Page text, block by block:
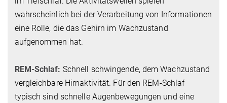
wahrscheinlich bei der Verarbeitung von Informationen
eine Rolle, die das Gehirn im Wachzustand
aufgenommen hat.
REM-Schlaf: Schnell schwingende, dem Wachzustand
vergleichbare Hirnaktivität. Für den REM-Schlaf
typisch sind schnelle Augenbewegungen und eine